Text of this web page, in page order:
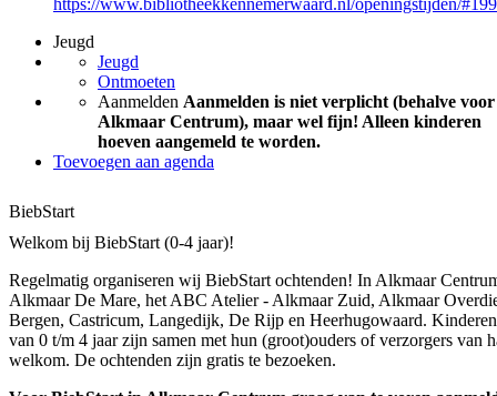
https://www.bibliotheekkennemerwaard.nl/openingstijden/
Jeugd
Jeugd
Ontmoeten
Aanmelden Aanmelden is niet verplicht (behalve voor
Alkmaar Centrum), maar wel fijn! Alleen kinderen
hoeven aangemeld te worden.
Toevoegen aan agenda
BiebStart
Welkom bij BiebStart (0-4 jaar)!
Regelmatig organiseren wij BiebStart ochtenden! In Alkmaar
Alkmaar De Mare, het ABC Atelier - Alkmaar Zuid, Alkmaar
Bergen, Castricum, Langedijk, De Rijp en Heerhugowaard. Kinderen
van 0 t/m 4 jaar zijn samen met hun (groot)ouders of verzorgers van
welkom. De ochtenden zijn gratis te bezoeken.